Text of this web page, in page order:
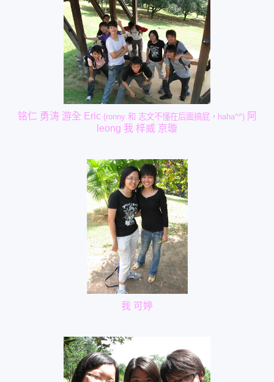
铭仁 勇涛 游全 Eric (ronny 和 志文不懂在后面搞屁，haha^^) 阿
leong 我 梓威 京璇
我 可婷